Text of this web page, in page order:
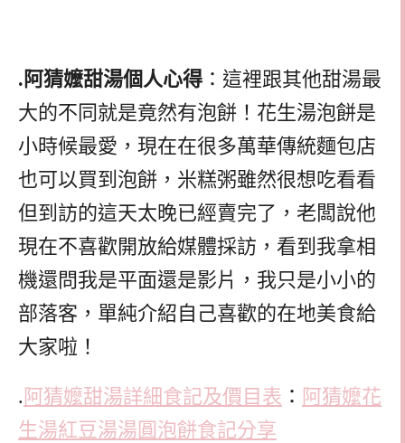
.阿猜嬤甜湯個人心得 ：這裡跟其他甜湯最
大的不同就是竟然有泡餅！花生湯泡餅是
小時候最愛，現在在很多萬華傳統麵包店
也可以買到泡餅，米糕粥雖然很想吃看看
但到訪的這天太晚已經賣完了，老闆說他
現在不喜歡開放給媒體採訪，看到我拿相
機還問我是平面還是影片，我只是小小的
部落客，單純介紹自己喜歡的在地美食給
大家啦！
. 阿猜嬤甜湯詳細食記及價目表 ： 阿猜嬤花
生湯紅豆湯湯圓泡餅食記分享